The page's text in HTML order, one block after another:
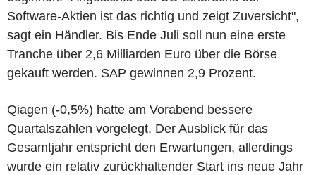
Software-Aktien ist das richtig und zeigt Zuversicht",
sagt ein Händler. Bis Ende Juli soll nun eine erste
Tranche über 2,6 Milliarden Euro über die Börse
gekauft werden. SAP gewinnen 2,9 Prozent.
Qiagen (-0,5%) hatte am Vorabend bessere
Quartalszahlen vorgelegt. Der Ausblick für das
Gesamtjahr entspricht den Erwartungen, allerdings
wurde ein relativ zurückhaltender Start ins neue Jahr